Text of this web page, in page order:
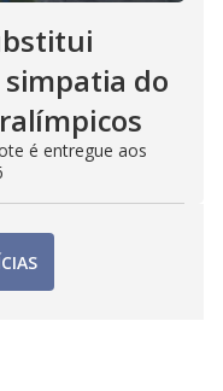
do
é entregue aos